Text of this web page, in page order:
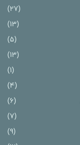
(27)
(13)
(5)
(13)
(1)
(4)
(6)
(7)
(9)